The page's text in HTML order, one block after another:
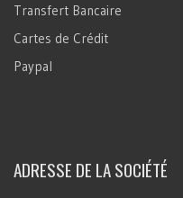
Transfert Bancaire
Cartes de Crédit
Paypal
ADRESSE DE LA SOCIÉTÉ